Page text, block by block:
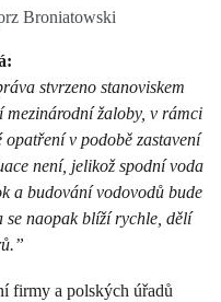
Broniatowski
stvrzeno stanoviskem
žaloby, v rámci
v podobě zastavení
není, jelikož spodní voda
a budování vodovodů bude
se naopak blíží rychle, dělí
firmy a polských úřadů